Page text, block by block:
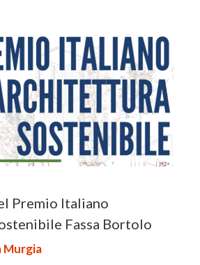
Premio Italiano
Fassa Bortolo
Murgia